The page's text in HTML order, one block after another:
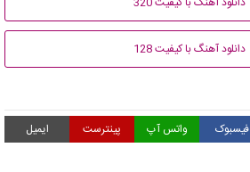
دانلود آهنگ با کیفیت 128
فیسبوک واتس آپ پینترست ایمیل